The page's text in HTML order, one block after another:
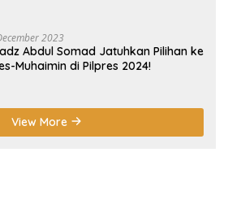
2023
Abdul Somad Jatuhkan Pilihan ke
Muhaimin di Pilpres 2024!
View More